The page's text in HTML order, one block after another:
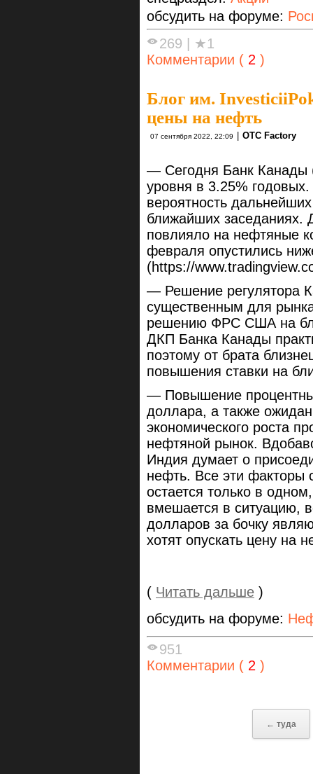
обсудить на форуме:
269
★1
Комментарии ( 2 )
Блог им.
цены на нефть
07 сентября 2022, 22:09 OTC Factory
— Сегодня Банк Канады
уровня в 3.25%
вероятность
ближайших заседаниях.
повлияло на нефтяные
февраля опустились
(https://
— Решение регулятора
существенным для
решению ФРС США на
ДКП Банка Канады
поэтому от брата
повышения ставки на
— Повышение
доллара, а также
экономического роста
нефтяной рынок.
Индия думает о
нефть. Все эти факторы
остается только в
вмешается в ситуацию,
долларов за бочку
хотят опускать цену на
( Читать дальше )
обсудить на форуме:
951
Комментарии ( 2 )
← туда